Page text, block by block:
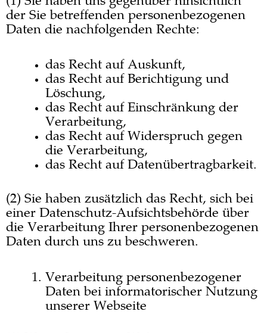
der Sie betreffenden personenbezogenen
Daten die nachfolgenden Rechte:
das Recht auf Auskunft,
das Recht auf Berichtigung und
Löschung,
das Recht auf Einschränkung der
Verarbeitung,
das Recht auf Widerspruch gegen
die Verarbeitung,
das Recht auf Datenübertragbarkeit.
(2) Sie haben zusätzlich das Recht, sich bei
einer Datenschutz-Aufsichtsbehörde über
die Verarbeitung Ihrer personenbezogenen
Daten durch uns zu beschweren.
Verarbeitung personenbezogener
Daten bei informatorischer Nutzung
unserer Webseite